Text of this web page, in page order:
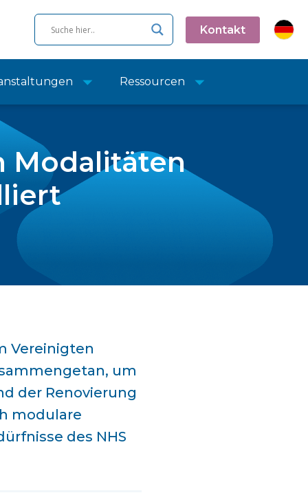
Kontakt
Ressourcen
Modalitäten
Vereinigten
um
der Renovierung
modulare
des NHS